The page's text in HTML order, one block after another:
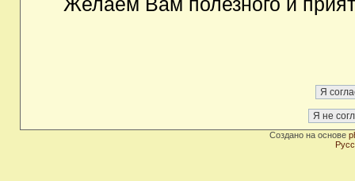
Создано на основе